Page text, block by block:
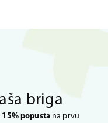
briga
15% popustana prvu